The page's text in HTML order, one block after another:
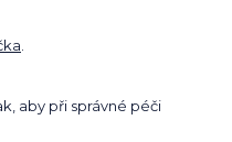
aby při správné péči